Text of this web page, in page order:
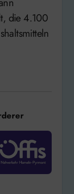
die 4.100